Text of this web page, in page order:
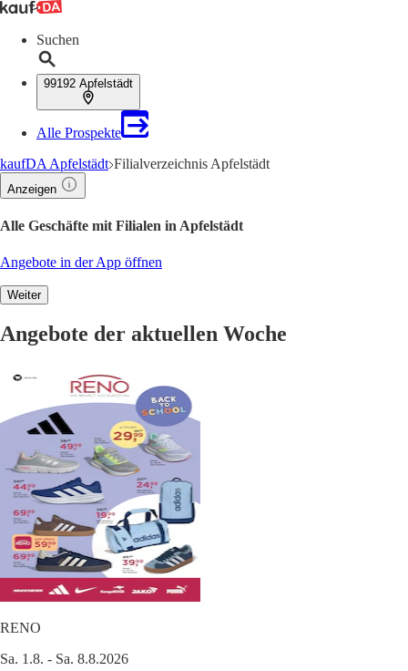
Suchen
99192 Apfelstädt
Alle Prospekte
kaufDA Apfelstädt Filialverzeichnis Apfelstädt
Anzeigen
Alle Geschäfte mit Filialen in Apfelstädt
Angebote in der App öffnen
Weiter
Angebote der aktuellen Woche
RENO
Sa. 1.8. - Sa. 8.8.2026